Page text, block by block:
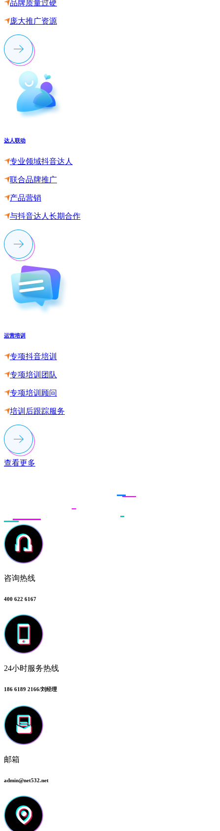
品牌质量过硬
庞大推广资源
达人联动
专业领域抖音达人
联合品牌推广
产品营销
与抖音达人长期合作
运营培训
专项抖音培训
专项培训团队
专项培训顾问
培训后跟踪服务
查看更多
咨询热线
400 622 6167
24小时服务热线
186 6189 2166/刘经理
邮箱
admin@net532.net